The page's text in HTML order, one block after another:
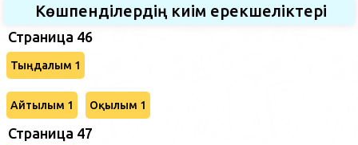
Көшпенділердің киім ерекшеліктері
Страница 46
Тыңдалым 1
Айтылым 1 Оқылым 1
Страница 47